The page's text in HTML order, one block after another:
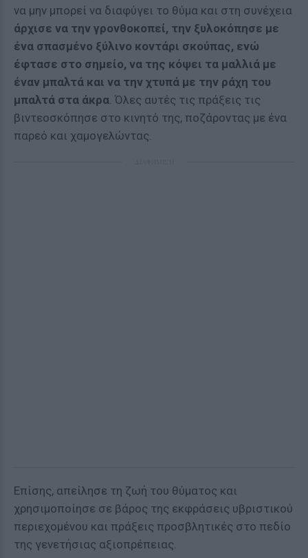
να μην μπορεί να διαφύγει το θύμα και στη συνέχεια
άρχισε να την γρονθοκοπεί, την ξυλοκόπησε με
ένα σπασμένο ξύλινο κοντάρι σκούπας, ενώ
έφτασε στο σημείο, να της κόψει τα μαλλιά με
έναν μπαλτά και να την χτυπά με την ράχη του
μπαλτά στα άκρα. Όλες αυτές τις πράξεις τις
βιντεοσκόπησε στο κινητό της, ποζάροντας με ένα
παρεό και χαμογελώντας.
Επίσης, απείλησε τη ζωή του θύματος και
χρησιμοποίησε σε βάρος της εκφράσεις υβριστικού
περιεχομένου και πράξεις προσβλητικές στο πεδίο
της γενετήσιας αξιοπρέπειας.